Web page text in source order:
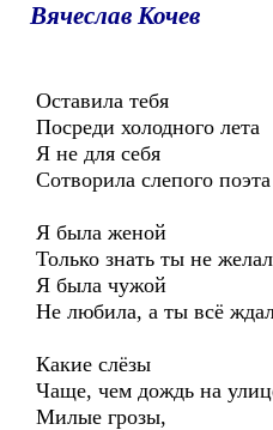
Вячеслав Кочев
Оставила тебя
Посреди холодного лета
Я не для себя
Сотворила слепого поэта
Я была женой
Только знать ты не желал
Я была чужой
Не любила, а ты всё
Какие слёзы
Чаще, чем дождь на
Милые грозы,